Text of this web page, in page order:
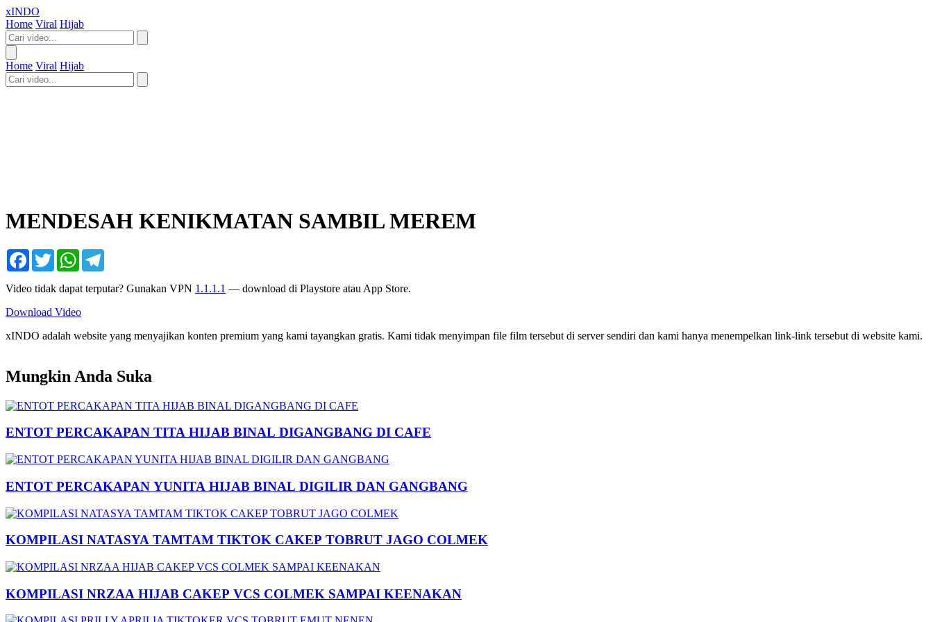
xINDO
Home Viral Hijab
Home Viral Hijab
MENDESAH KENIKMATAN SAMBIL MEREM
Facebook
TwitterWhatsApp
Video tidak dapat terputar? Gunakan VPN 1.1.1.1 — download di Playstore atau App Store.
Download Video
xINDO adalah website yang menyajikan konten premium yang kami tayangkan gratis. Kami tidak menyimpan file film tersebut di server sendiri dan kami hanya menempelkan link-link tersebut di website kami.
Mungkin Anda Suka
ENTOT PERCAKAPAN TITA HIJAB BINAL DIGANGBANG DI CAFE
ENTOT PERCAKAPAN YUNITA HIJAB BINAL DIGILIR DAN GANGBANG
KOMPILASI NATASYA TAMTAM TIKTOK CAKEP TOBRUT JAGO COLMEK
KOMPILASI NRZAA HIJAB CAKEP VCS COLMEK SAMPAI KEENAKAN